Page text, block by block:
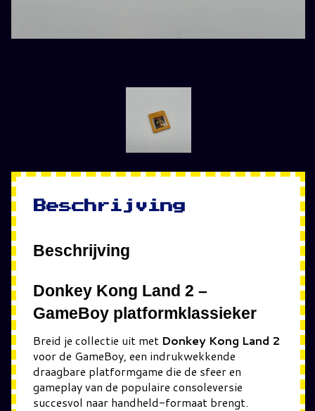
Beschrijving
Beschrijving
Donkey Kong Land 2 –
GameBoy platformklassieker
Breid je collectie uit met Donkey Kong Land 2
voor de GameBoy, een indrukwekkende
draagbare platformgame die de sfeer en
gameplay van de populaire consoleversie
succesvol naar handheld-formaat brengt.